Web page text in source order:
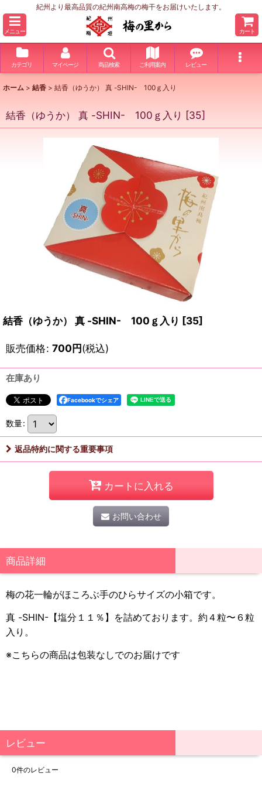
紀州より最高品質の紀州南高梅の梅干をお届けいたします。
メニュー カート
カテゴリ マイページ 商品検索 ご利用案内 レビュー
ホーム > 結香 > 結香（ゆうか） 真 -SHIN- 100ｇ入り
結香（ゆうか） 真 -SHIN- 100ｇ入り [35]
結香（ゆうか） 真 -SHIN- 100ｇ入り [35]
販売価格: 700円(税込)
在庫あり
Facebookでシェア
数量:
返品特約に関する重要事項
カートに入れる
お問い合わせ
商品詳細
梅の花一輪がほころぶ手のひらサイズの小箱です。
真 -SHIN-【塩分１１％】を詰めております。約４粒〜６粒
入り。
※こちらの商品は包装なしでのお届けです
レビュー
0件のレビュー